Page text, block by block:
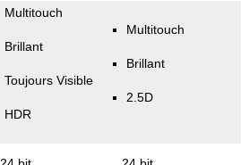
Multitouch
Brillant
Toujours Visible
HDR
Multitouch
Brillant
2.5D